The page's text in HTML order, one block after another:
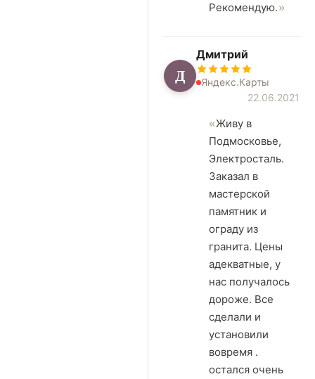
Рекомендую.
Д
Дмитрий
Яндекс.Карты
22.06.2021
Живу в
Подмосковье,
Электросталь.
Заказал в
мастерской
памятник и
ограду из
гранита. Цены
адекватные, у
нас получалось
дороже. Все
сделали и
установили
вовремя .
остался очень